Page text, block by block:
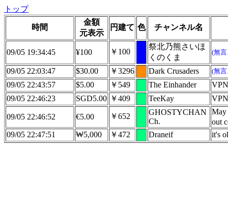
トップ
時間
金額
元表示
円建て 色 チャンネル名
09/05 19:34:45 ¥100 ￥100
祭北乃熊さいほ
くのくま
(無
09/05 22:03:47 $30.00 ￥3296 Dark Crusaders (無
09/05 22:43:57 $5.00 ￥549 The Einhander
09/05 22:46:23
SGD5.00 ￥409 TeeKay
09/05 22:46:52 €5.00 ￥652
GHOSTYCHAN
Ch.
May
out
09/05 22:47:51
₩5,000 ￥472 Draneif it's